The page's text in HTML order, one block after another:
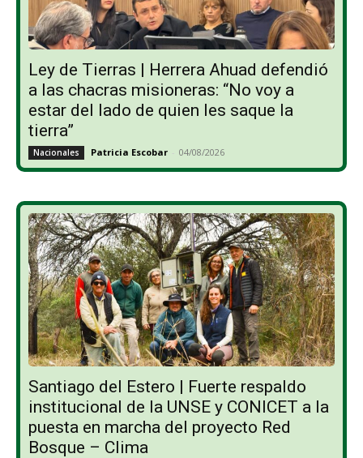
Ley de Tierras | Herrera Ahuad defendió
a las chacras misioneras: “No voy a
estar del lado de quien les saque la
tierra”
Nacionales Patricia Escobar - 04/08/2026
Santiago del Estero | Fuerte respaldo
institucional de la UNSE y CONICET a la
puesta en marcha del proyecto Red
Bosque – Clima